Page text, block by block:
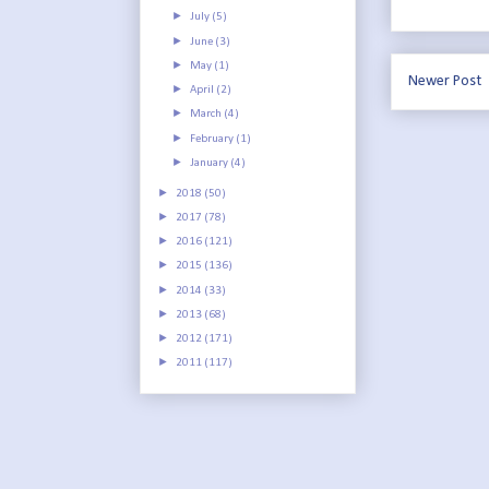
Newer Post
►July (5)
► June (3)
► May (1)
►April (2)
► March (4)
► February (1)
► January (4)
► 2018 (50)
► 2017 (78)
► 2016 (121)
► 2015 (136)
► 2014 (33)
► 2013 (68)
► 2012 (171)
► 2011 (117)